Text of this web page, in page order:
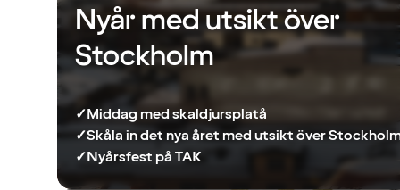
Nyår med utsikt över
Stockholm
✓Middag med skaldjursplatå
✓Skåla in det nya året med utsikt över
✓Nyårsfest på TAK